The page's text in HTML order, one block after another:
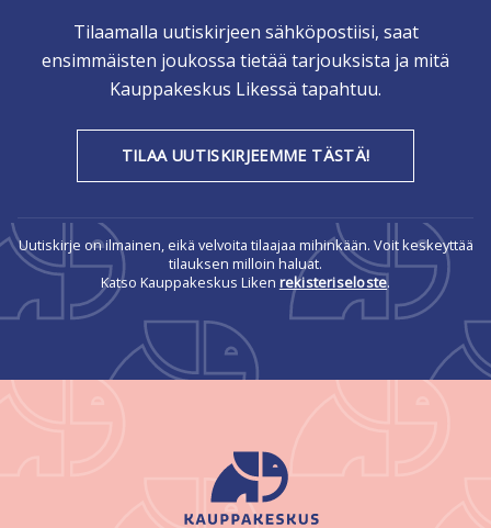
Tilaamalla uutiskirjeen sähköpostiisi, saat
ensimmäisten joukossa tietää tarjouksista ja mitä
Kauppakeskus Likessä tapahtuu.
TILAA UUTISKIRJEEMME TÄSTÄ!
Uutiskirje on ilmainen, eikä velvoita tilaajaa mihinkään. Voit keskeyttää
tilauksen milloin haluat.
Katso Kauppakeskus Liken rekisteriseloste.